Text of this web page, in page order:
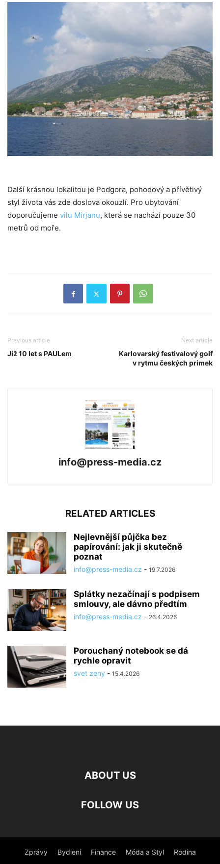
Další krásnou lokalitou je Podgora, pohodový a přívětivý
styl života vás zde doslova okouzlí. Pro ubytování
doporučujeme vilu Mirjanu, která se nachází pouze 30
metrů od moře.
Previous article
Již 10 let s PAULem
Next article
Karlovarský festivalový golf
v rytmu českých primek
info@press-media.cz
RELATED ARTICLES
Nejlevnější půjčka bez
papírování: jak ji skutečně
poznat
info@press-media.cz - 19.7.2026
Splátky nezačínají s podpisem
smlouvy, ale dávno předtím
info@press-media.cz - 26.4.2026
Porouchaný notebook se dá
rychle opravit
svet zeny - 15.4.2026
ABOUT US
FOLLOW US
Zprávy Bydlení Finance Móda a Styl Rodina